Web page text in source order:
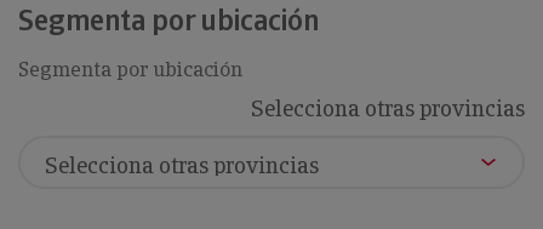
Segmenta por ubicación
Segmenta por ubicación
Selecciona otras provincias